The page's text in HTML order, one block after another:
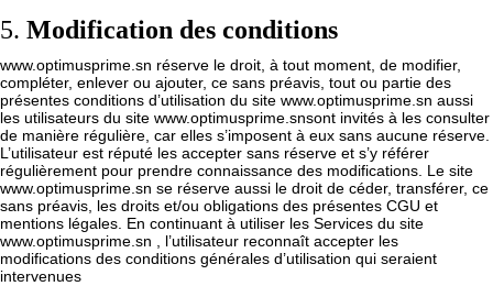
5. Modification des conditions
www.optimusprime.sn réserve le droit, à tout moment, de modifier,
compléter, enlever ou ajouter, ce sans préavis, tout ou partie des
présentes conditions d’utilisation du site www.optimusprime.sn aussi
les utilisateurs du site www.optimusprime.snsont invités à les consulter
de manière régulière, car elles s’imposent à eux sans aucune réserve.
L’utilisateur est réputé les accepter sans réserve et s’y référer
régulièrement pour prendre connaissance des modifications. Le site
www.optimusprime.sn se réserve aussi le droit de céder, transférer, ce
sans préavis, les droits et/ou obligations des présentes CGU et
mentions légales. En continuant à utiliser les Services du site
www.optimusprime.sn , l’utilisateur reconnaît accepter les
modifications des conditions générales d’utilisation qui seraient
intervenues